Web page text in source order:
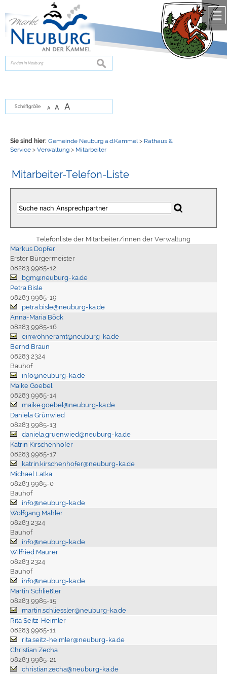
zur Navigationoder
springen.
suchen
Schriftgröße A A A
Sie sind hier: Gemeinde Neuburg a.d.Kammel > Rathaus &
Service> Verwaltung> Mitarbeiter
Mitarbeiter-Telefon-Liste
Telefonliste der Mitarbeiter/innen der Verwaltung
Markus Dopfer
Erster Bürgermeister
08283 9985-12
bgm@neuburg-ka.de
Petra Bisle
08283 9985-19
petra.bisle@neuburg-ka.de
Anna-Maria Böck
08283 9985-16
einwohneramt@neuburg-ka.de
Bernd Braun
08283 2324
Bauhof
info@neuburg-ka.de
Maike Goebel
08283 9985-14
maike.goebel@neuburg-ka.de
Daniela Grünwied
08283 9985-13
daniela.gruenwied@neuburg-ka.de
Katrin Kirschenhofer
08283 9985-17
katrin.kirschenhofer@neuburg-ka.de
Michael Latka
08283 9985-0
Bauhof
info@neuburg-ka.de
Wolfgang Mahler
08283 2324
Bauhof
info@neuburg-ka.de
Wilfried Maurer
08283 2324
Bauhof
info@neuburg-ka.de
Martin Schließler
08283 9985-15
martin.schliessler@neuburg-ka.de
Rita Seitz-Heimler
08283 9985-11
rita.seitz-heimler@neuburg-ka.de
Christian Zecha
08283 9985-21
christian.zecha@neuburg-ka.de